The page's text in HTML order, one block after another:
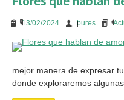
13/02/2024 bures
mejor manera de expresar
donde exploraremos